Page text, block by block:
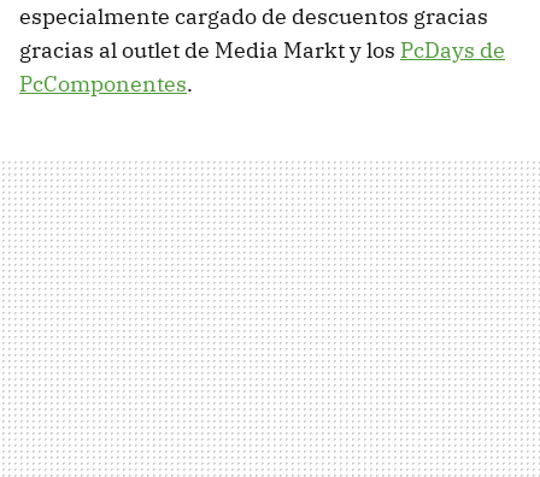
especialmente cargado de descuentos gracias
gracias al outlet de Media Markt y los PcDays de
PcComponentes.